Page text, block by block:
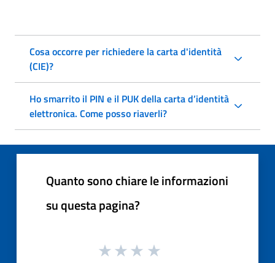
Cosa occorre per richiedere la carta d'identità
(CIE)?
Ho smarrito il PIN e il PUK della carta d’identità
elettronica. Come posso riaverli?
Quanto sono chiare le informazioni
su questa pagina?